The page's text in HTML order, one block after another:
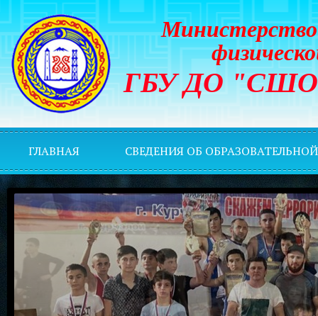
Министерство
ГБУ ДО "СШОР
ГЛАВНАЯ СВЕДЕНИЯ ОБ